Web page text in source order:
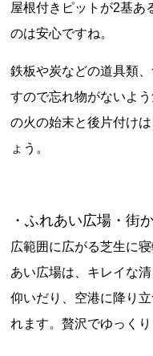
屋根付きピットが2基あ
のは安心ですね。
鉄板や炭などの道具類
すので忘れ物がないよ
の火の始末と後片付け
ょう。
・ふれあい広場・街
広範囲に広がる芝生に
あい広場は、キレイな
仰いだり、空港に降り
れます。贅沢でゆっく